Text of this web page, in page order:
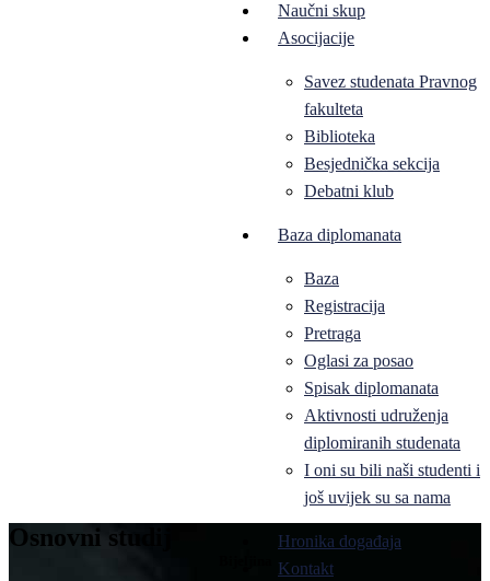
Naučni skup
Asocijacije
Savez studenata Pravnog
fakulteta
Biblioteka
Besjednička sekcija
Debatni klub
Baza diplomanata
Baza
Registracija
Pretraga
Oglasi za posao
Spisak diplomanata
Aktivnosti udruženja
diplomiranih studenata
I oni su bili naši studenti i
još uvijek su sa nama
Hronika događaja
Kontakt
Osnovni studij